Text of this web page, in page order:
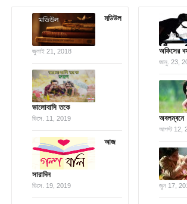
মডিউল
জুলাই 21, 2018
ভালোবাসি তকে
ডিসে. 11, 2019
আজ
সারাদিন
ডিসে. 19, 2019
অফিসের
জানু. 23,
অবলম্বনে
আগস্ট 12,
জুন 17,